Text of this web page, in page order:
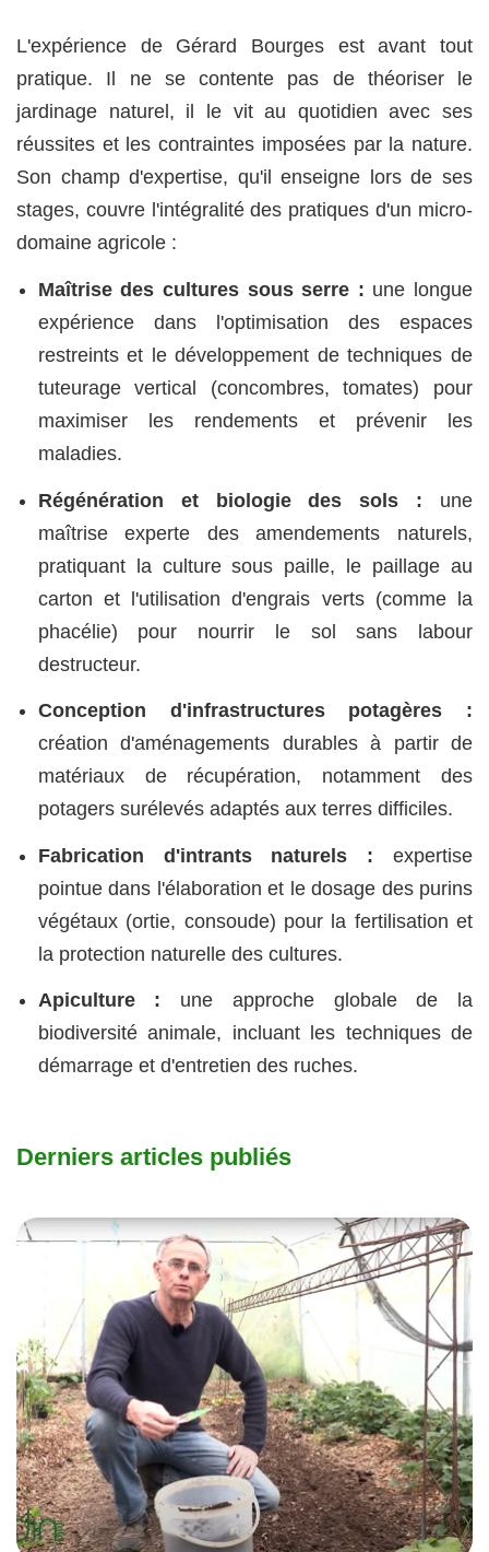
L'expérience de Gérard Bourges est avant tout
pratique. Il ne se contente pas de théoriser le
jardinage naturel, il le vit au quotidien avec ses
réussites et les contraintes imposées par la nature.
Son champ d'expertise, qu'il enseigne lors de ses
stages, couvre l'intégralité des pratiques d'un micro-
domaine agricole :
Maîtrise des cultures sous serre : une longue
expérience dans l'optimisation des espaces
restreints et le développement de techniques de
tuteurage vertical (concombres, tomates) pour
maximiser les rendements et prévenir les
maladies.
Régénération et biologie des sols : une
maîtrise experte des amendements naturels,
pratiquant la culture sous paille, le paillage au
carton et l'utilisation d'engrais verts (comme la
phacélie) pour nourrir le sol sans labour
destructeur.
Conception d'infrastructures potagères :
création d'aménagements durables à partir de
matériaux de récupération, notamment des
potagers surélevés adaptés aux terres difficiles.
Fabrication d'intrants naturels : expertise
pointue dans l'élaboration et le dosage des purins
végétaux (ortie, consoude) pour la fertilisation et
la protection naturelle des cultures.
Apiculture : une approche globale de la
biodiversité animale, incluant les techniques de
démarrage et d'entretien des ruches.
Derniers articles publiés